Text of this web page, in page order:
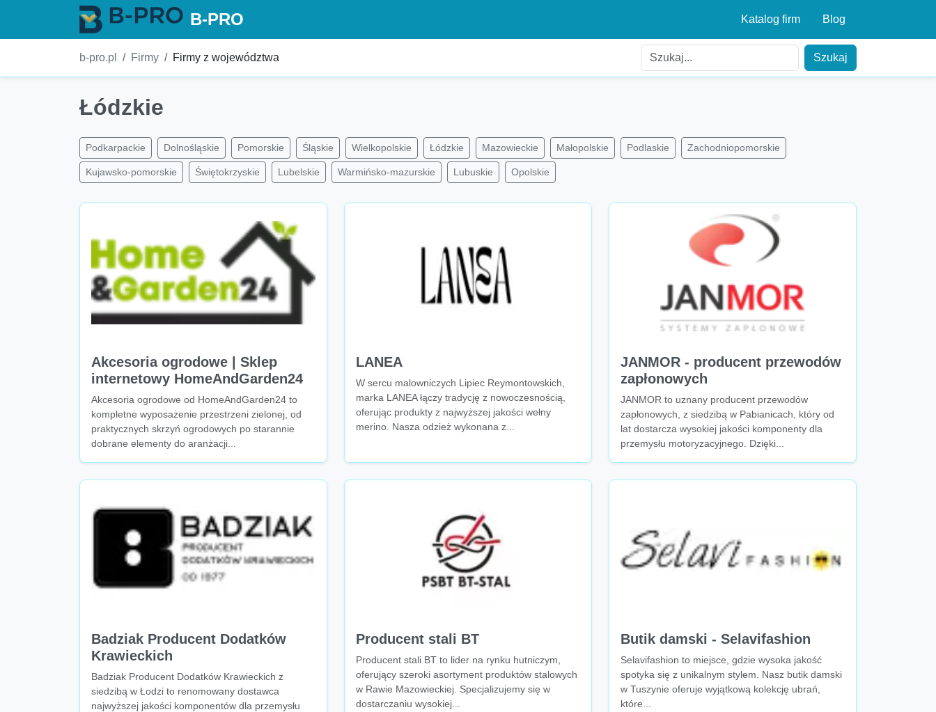
B-PRO Katalog firm Blog
b-pro.pl Firmy Firmy z województwa Szukaj
Łódzkie
Podkarpackie Dolnośląskie Pomorskie Śląskie Wielkopolskie Łódzkie Mazowieckie Małopolskie Podlaskie Zachodniopomorskie
Kujawsko-pomorskie Świętokrzyskie Lubelskie Warmińsko-mazurskie Lubuskie Opolskie
Akcesoria ogrodowe | Sklep
internetowy HomeAndGarden24
Akcesoria ogrodowe od HomeAndGarden24 to
kompletne wyposażenie przestrzeni zielonej, od
praktycznych skrzyń ogrodowych po starannie
dobrane elementy do aranżacji...
LANEA
W sercu malowniczych Lipiec Reymontowskich,
marka LANEA łączy tradycję z nowoczesnością,
oferując produkty z najwyższej jakości wełny
merino. Nasza odzież wykonana z...
JANMOR - producent przewodów
zapłonowych
JANMOR to uznany producent przewodów
zapłonowych, z siedzibą w Pabianicach, który od
lat dostarcza wysokiej jakości komponenty dla
przemysłu motoryzacyjnego. Dzięki...
Badziak Producent Dodatków
Krawieckich
Badziak Producent Dodatków Krawieckich z
siedzibą w Łodzi to renomowany dostawca
najwyższej jakości komponentów dla przemysłu
Producent stali BT
Producent stali BT to lider na rynku hutniczym,
oferujący szeroki asortyment produktów stalowych
w Rawie Mazowieckiej. Specjalizujemy się w
dostarczaniu wysokiej...
Butik damski - Selavifashion
Selavifashion to miejsce, gdzie wysoka jakość
spotyka się z unikalnym stylem. Nasz butik damski
w Tuszynie oferuje wyjątkową kolekcję ubrań,
które...